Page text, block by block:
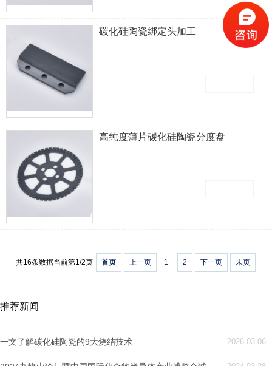
碳化硅陶瓷绑定头加工
高纯度薄片碳化硅陶瓷分度盘
共16条数据当前第1/2页 首页 上一页 1 2 下一页 末页
推荐新闻
一文了解碳化硅陶瓷的9大烧结技术 2026-03-06